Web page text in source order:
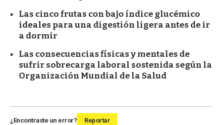
Las cinco frutas con bajo índice glucémico
ideales para una digestión ligera antes de ir
a dormir
Las consecuencias físicas y mentales de
sufrir sobrecarga laboral sostenida según la
Organización Mundial de la Salud
¿Encontraste un error? Reportar